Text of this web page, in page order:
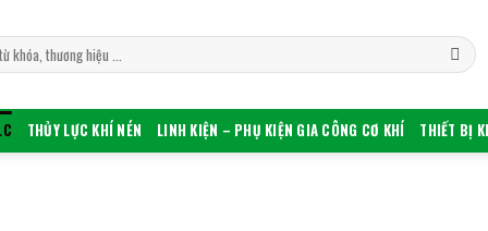
THỦY LỰC KHÍ NÉN LINH KIỆN – PHỤ KIỆN GIA CÔNG CƠ KHÍ THIẾT BỊ